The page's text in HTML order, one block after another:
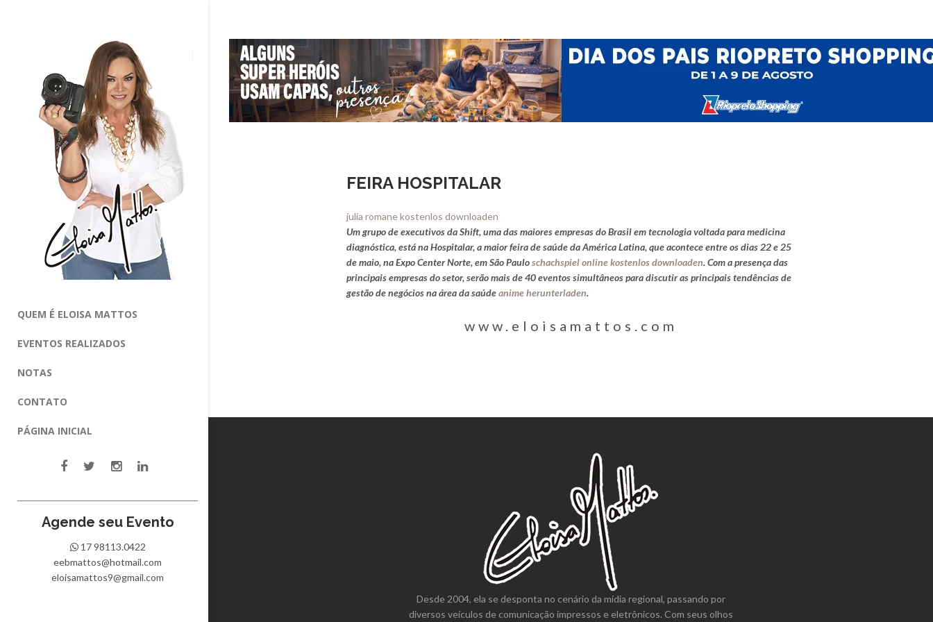
QUEM É ELOISA MATTOS
EVENTOS REALIZADOS
NOTAS
CONTATO
PÁGINA INICIAL
Agende seu Evento
17 98113.0422
eebmattos@hotmail.com
eloisamattos9@gmail.com
FEIRA HOSPITALAR
julia romane kostenlos downloaden
Um grupo de executivos da Shift, uma das maiores empresas do Brasil em tecnologia voltada para medicina
diagnóstica, está na Hospitalar, a maior feira de saúde da América Latina, que acontece entre os dias 22 e 25
de maio, na Expo Center Norte, em São Pauloschachspiel online kostenlos downloaden. Com a presença das
principais empresas do setor, serão mais de 40 eventos simultâneos para discutir as principais tendências de
gestão de negócios na área da saúdeanime herunterladen.
www.eloisamattos.com
Desde 2004, ela se desponta no cenário da mídia regional, passando por
diversos veículos de comunicação impressos e eletrônicos. Com seus olhos